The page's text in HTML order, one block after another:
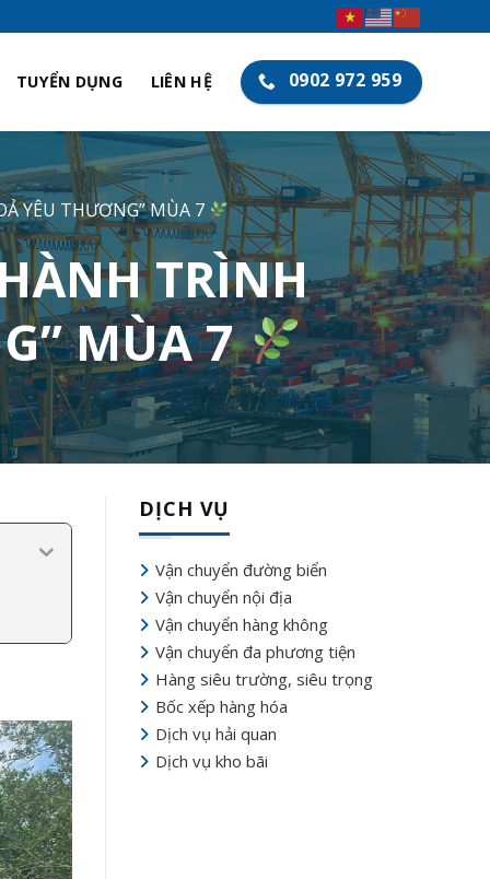
TUYỂN DỤNG LIÊN HỆ 0902 972 959
YÊU THƯƠNG” MÙA 7
TRÌNH
MÙA 7
DỊCH VỤ
Vận chuyển đường biển
Vận chuyển nội địa
Vận chuyển hàng không
Vận chuyển đa phương tiện
Hàng siêu trường, siêu trọng
Bốc xếp hàng hóa
Dịch vụ hải quan
Dịch vụ kho bãi